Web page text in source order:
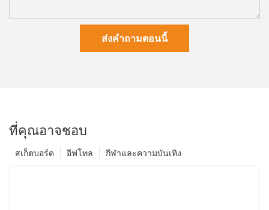
ส่งคำถามตอนนี้
ที่คุณอาจชอบ
กีฬาและความบันเทิง
อีฟโทล
สเก็ตบอร์ด